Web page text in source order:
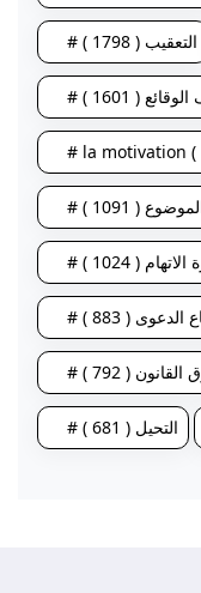
# التعقيب ( 1798 )
( 1601 )
# la motivation (
( 1091 )
الاتهام ( 1024 )
( 883 )
القانون ( 792 )
# التحيل ( 681 )